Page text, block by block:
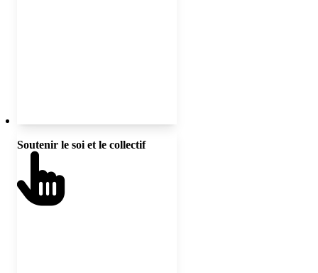
Soutenir le soi et le collectif
Cultiver des pratiques de soin, de
l’épuisement et maintenir un
engagement durable en ce qui a